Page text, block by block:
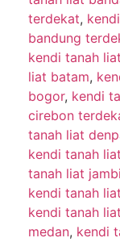
terdekat,
bandung
kendi tanah
liat batam,
bogor, kendi
cirebon
tanah liat
kendi tanah
tanah liat
kendi tanah
kendi tanah
medan, kendi